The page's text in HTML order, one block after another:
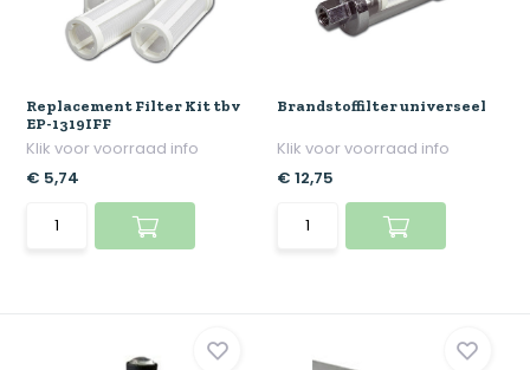
Replacement Filter Kit tbv
EP-1319IFF
Klik voor voorraad info
€ 5,74
Brandstoffilter universeel
Klik voor voorraad info
€ 12,75